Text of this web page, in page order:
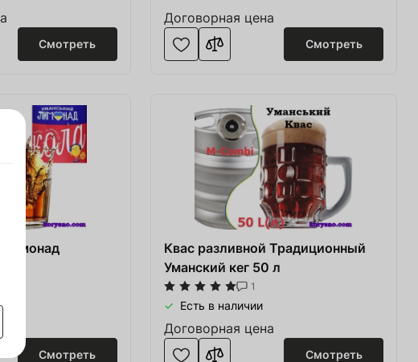
Смотреть
Договорная цена
Смотреть
Лимонад
Смотреть
Квас разливной Традиционный
Уманский кег 50 л
1
Есть в наличии
Договорная цена
Смотреть
Перейти в корзину